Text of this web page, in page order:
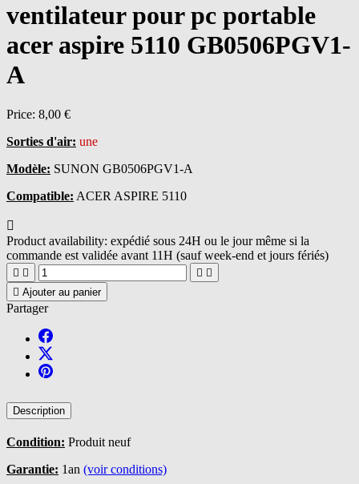
ventilateur pour pc portable
acer aspire 5110 GB0506PGV1-
A
Price: 8,00 €
Sorties d'air: une
Modèle: SUNON GB0506PGV1-A
Compatible: ACER ASPIRE 5110

Product availability: expédié sous 24H ou le jour même si la
commande est validée avant 11H (sauf week-end et jours fériés)
   
 Ajouter au panier
Partager
Description
Condition: Produit neuf
Garantie: 1an (voir conditions)